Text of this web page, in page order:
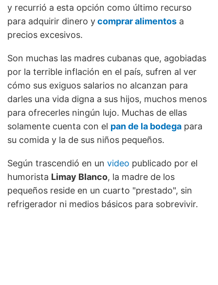
y recurrió a esta opción como último recurso
para adquirir dinero ycomprar alimentos a
precios excesivos.
Son muchas las madres cubanas que, agobiadas
por la terrible inflación en el país, sufren al ver
cómo sus exiguos salarios no alcanzan para
darles una vida digna a sus hijos, muchos menos
para ofrecerles ningún lujo. Muchas de ellas
solamente cuenta con el pan de la bodega para
su comida y la de sus niños pequeños.
Según trascendió en un video publicado por el
humorista Limay Blanco, la madre de los
pequeños reside en un cuarto "prestado", sin
refrigerador ni medios básicos para sobrevivir.